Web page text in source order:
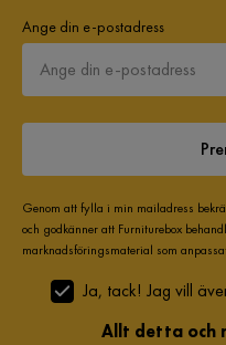
Ange din e-postadress
Genom att fylla i min mailadress
och godkänner att Furniturebox
marknadsföringsmaterial som
Ja, tack! Jag vill
Allt detta och